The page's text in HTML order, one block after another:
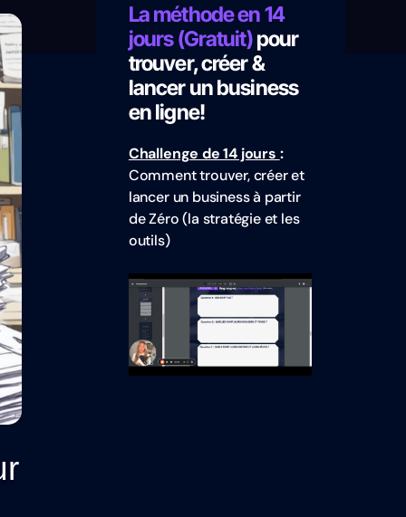
La méthode en 14
jours (Gratuit)pour
trouver, créer &
lancer un business
en ligne!
Challenge de 14 jours :
Comment trouver, créer et
lancer un business à partir
de Zéro (la stratégie et les
outils)